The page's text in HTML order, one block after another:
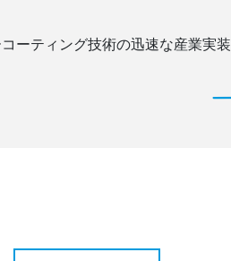
コーティング技術の迅速な産業実装